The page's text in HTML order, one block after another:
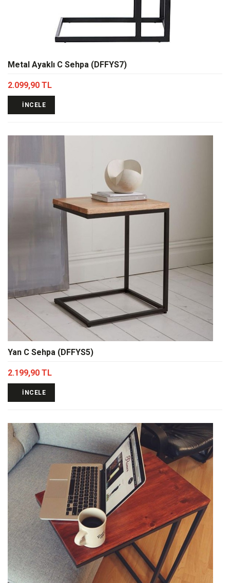
Metal Ayaklı C Sehpa (DFFYS7)
2.099,90 TL
İNCELE
Yan C Sehpa (DFFYS5)
2.199,90 TL
İNCELE